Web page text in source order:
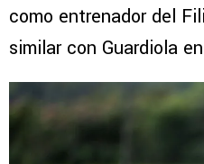
como entrenador del
similar con Guardiola